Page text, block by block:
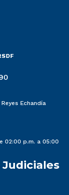
Echandía
02:00 p.m. a 05:00